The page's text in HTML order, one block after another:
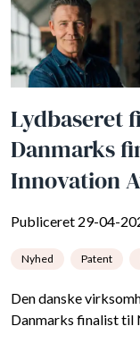
Lydbaseret
Danmarks
Innovation
Publiceret 29-04-
Nyhed Patent
Den danske
Danmarks finalist til